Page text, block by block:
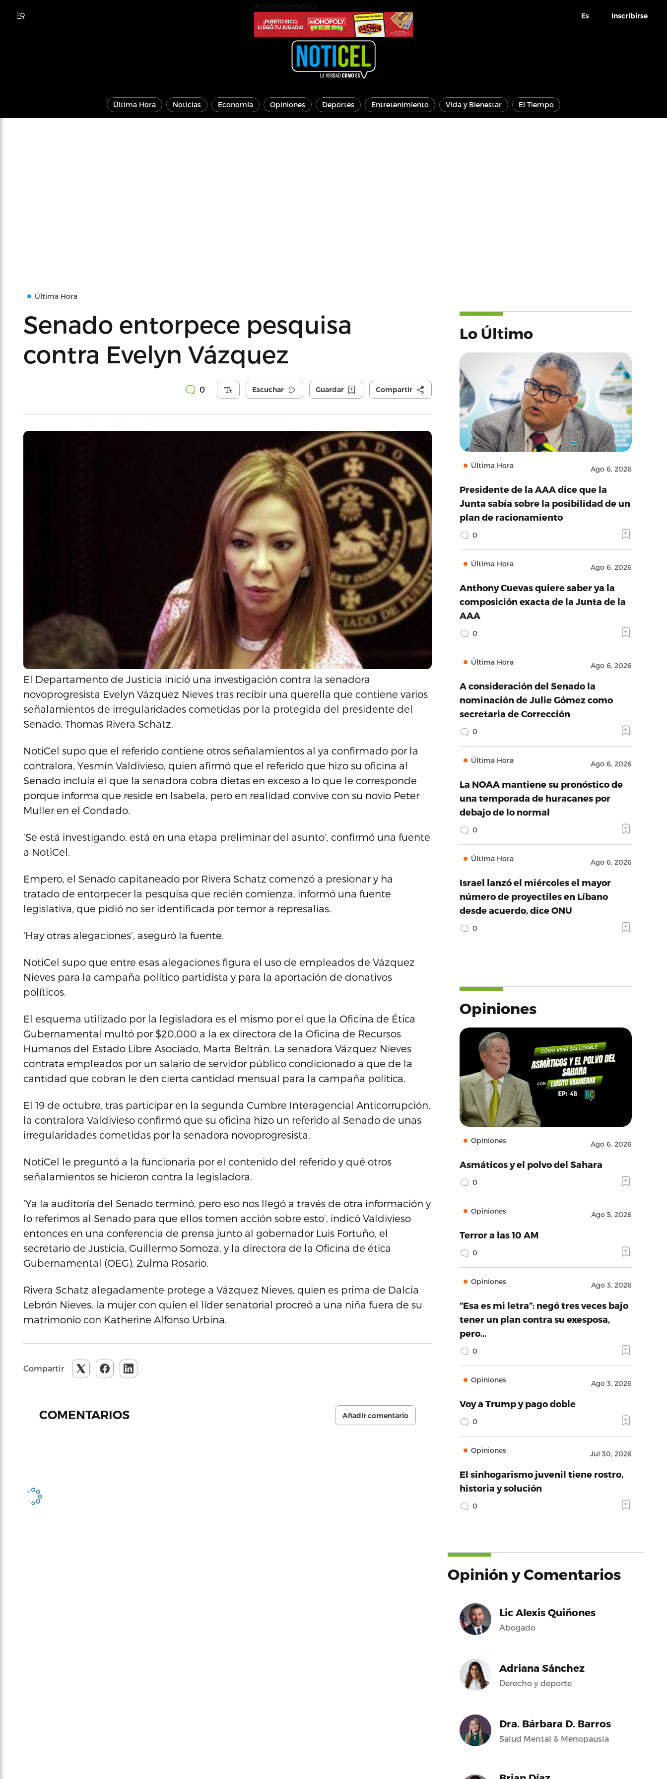
Es Inscribirse
Última Hora Noticias Economía Opiniones Deportes Entretenimiento Vida y Bienestar El Tiempo
Última Hora
Senado entorpece pesquisa
contra Evelyn Vázquez
0 Escuchar Guardar Compartir
El Departamento de Justicia inició una investigación contra la senadora
novoprogresista Evelyn Vázquez Nieves tras recibir una querella que contiene varios
señalamientos de irregularidades cometidas por la protegida del presidente del
Senado, Thomas Rivera Schatz.
NotiCel supo que el referido contiene otros señalamientos al ya confirmado por la
contralora, Yesmín Valdivieso, quien afirmó que el referido que hizo su oficina al
Senado incluía el que la senadora cobra dietas en exceso a lo que le corresponde
porque informa que reside en Isabela, pero en realidad convive con su novio Peter
Muller en el Condado.
‘Se está investigando, está en una etapa preliminar del asunto’, confirmó una fuente
a NotiCel.
Empero, el Senado capitaneado por Rivera Schatz comenzó a presionar y ha
tratado de entorpecer la pesquisa que recién comienza, informó una fuente
legislativa, que pidió no ser identificada por temor a represalias.
‘Hay otras alegaciones’, aseguró la fuente.
NotiCel supo que entre esas alegaciones figura el uso de empleados de Vázquez
Nieves para la campaña político partidista y para la aportación de donativos
políticos.
El esquema utilizado por la legisladora es el mismo por el que la Oficina de Ética
Gubernamental multó por $20,000 a la ex directora de la Oficina de Recursos
Humanos del Estado Libre Asociado, Marta Beltrán. La senadora Vázquez Nieves
contrata empleados por un salario de servidor público condicionado a que de la
cantidad que cobran le den cierta cantidad mensual para la campaña política.
El 19 de octubre, tras participar en la segunda Cumbre Interagencial Anticorrupción,
la contralora Valdivieso confirmó que su oficina hizo un referido al Senado de unas
irregularidades cometidas por la senadora novoprogresista.
NotiCel le preguntó a la funcionaria por el contenido del referido y qué otros
señalamientos se hicieron contra la legisladora.
‘Ya la auditoría del Senado terminó, pero eso nos llegó a través de otra información y
lo referimos al Senado para que ellos tomen acción sobre esto’, indicó Valdivieso
entonces en una conferencia de prensa junto al gobernador Luis Fortuño, el
secretario de Justicia, Guillermo Somoza, y la directora de la Oficina de ética
Gubernamental (OEG), Zulma Rosario.
Rivera Schatz alegadamente protege a Vázquez Nieves, quien es prima de Dalcia
Lebrón Nieves, la mujer con quien el líder senatorial procreó a una niña fuera de su
matrimonio con Katherine Alfonso Urbina.
Compartir
COMENTARIOS Añadir comentario
Lo Último
Última Hora Ago 6, 2026
Presidente de la AAA dice que la
Junta sabía sobre la posibilidad de un
plan de racionamiento
0
Última Hora Ago 6, 2026
Anthony Cuevas quiere saber ya la
composición exacta de la Junta de la
AAA
0
Última Hora Ago 6, 2026
A consideración del Senado la
nominación de Julie Gómez como
secretaria de Corrección
0
Última Hora Ago 6, 2026
La NOAA mantiene su pronóstico de
una temporada de huracanes por
debajo de lo normal
0
Última Hora Ago 6, 2026
Israel lanzó el miércoles el mayor
número de proyectiles en Líbano
desde acuerdo, dice ONU
0
Opiniones
Opiniones Ago 6, 2026
Asmáticos y el polvo del Sahara
0
Opiniones Ago 5, 2026
Terror a las 10 AM
0
Opiniones Ago 3, 2026
“Esa es mi letra”: negó tres veces bajo
tener un plan contra su exesposa,
pero…
0
Opiniones Ago 3, 2026
Voy a Trump y pago doble
0
Opiniones Jul 30, 2026
El sinhogarismo juvenil tiene rostro,
historia y solución
0
Opinión y Comentarios
Lic Alexis Quiñones
Abogado
Adriana Sánchez
Derecho y deporte
Dra. Bárbara D. Barros
Salud Mental & Menopausia